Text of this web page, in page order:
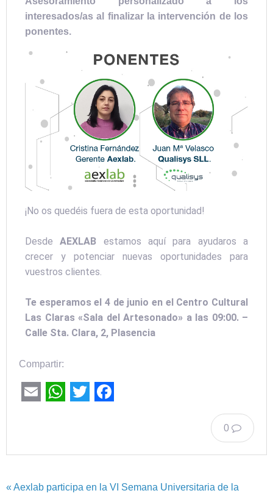
interesados/as al finalizar la intervención de los
ponentes.
¡No os quedéis fuera de esta oportunidad!
DesdeAEXLAB estamos aquí para ayudaros a
crecer y potenciar nuevas oportunidades para
vuestros clientes.
Te esperamos el 4 de junio en el Centro Cultural
Las Claras «Sala del Artesonado» a las 09:00. –
Calle Sta. Clara, 2, Plasencia
Compartir:
0
« Aexlab participa en la VI Semana Universitaria de la